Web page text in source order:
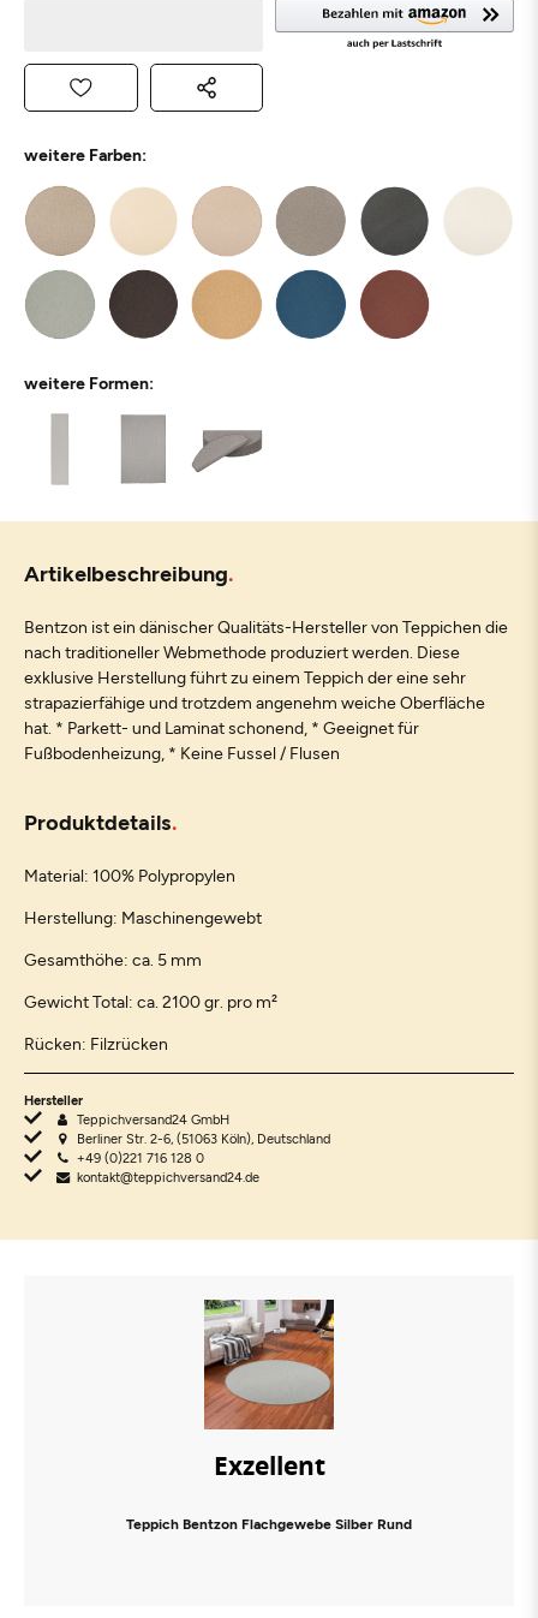
weitere Farben:
weitere Formen:
Artikelbeschreibung
Bentzon ist ein dänischer Qualitäts-Hersteller von Teppichen die
nach traditioneller Webmethode produziert werden. Diese
exklusive Herstellung führt zu einem Teppich der eine sehr
strapazierfähige und trotzdem angenehm weiche Oberfläche
hat. * Parkett- und Laminat schonend, * Geeignet für
Fußbodenheizung, * Keine Fussel / Flusen
Produktdetails
Material: 100% Polypropylen
Herstellung: Maschinengewebt
Gesamthöhe: ca. 5 mm
Gewicht Total: ca. 2100 gr. pro m²
Rücken: Filzrücken
Hersteller
Teppichversand24 GmbH
Berliner Str. 2-6, (51063 Köln), Deutschland
+49 (0)221 716 128 0
kontakt@teppichversand24.de
Exzellent
Teppich Bentzon Flachgewebe Silber Rund